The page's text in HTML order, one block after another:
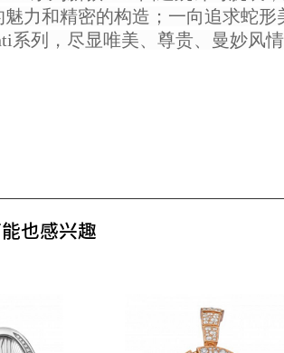
力和精密的构造；一向追求蛇形
系列，尽显唯美、尊贵、曼妙风
也感兴趣